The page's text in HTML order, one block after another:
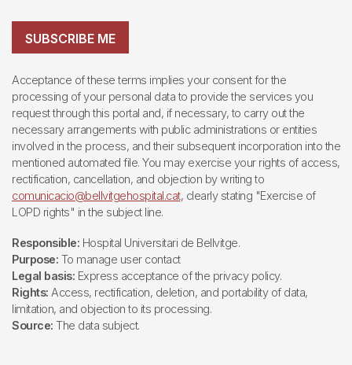
SUBSCRIBE ME
Acceptance of these terms implies your consent for the
processing of your personal data to provide the services you
request through this portal and, if necessary, to carry out the
necessary arrangements with public administrations or entities
involved in the process, and their subsequent incorporation into the
mentioned automated file. You may exercise your rights of access,
rectification, cancellation, and objection by writing to
comunicacio@bellvitgehospital.cat, clearly stating "Exercise of
LOPD rights" in the subject line.
Responsible: Hospital Universitari de Bellvitge.
Purpose: To manage user contact
Legal basis: Express acceptance of the privacy policy.
Rights: Access, rectification, deletion, and portability of data,
limitation, and objection to its processing.
Source: The data subject.